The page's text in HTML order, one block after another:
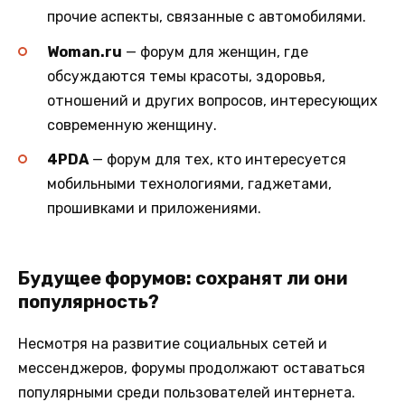
прочие аспекты, связанные с автомобилями.
Woman.ru — форум для женщин, где
обсуждаются темы красоты, здоровья,
отношений и других вопросов, интересующих
современную женщину.
4PDA — форум для тех, кто интересуется
мобильными технологиями, гаджетами,
прошивками и приложениями.
Будущее форумов: сохранят ли они
популярность?
Несмотря на развитие социальных сетей и
мессенджеров, форумы продолжают оставаться
популярными среди пользователей интернета.